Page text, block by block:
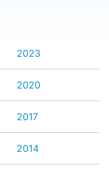
2023
2020
2017
2014